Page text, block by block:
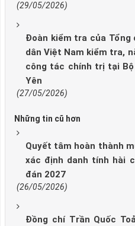
(29/05/2026)
Đoàn kiểm tra của Tổng
dân Việt Nam kiểm tra,
công tác chính trị tại Bộ
Yên
(27/05/2026)
Những tin cũ hơn
Quyết tâm hoàn thành
xác định danh tính hài
đán 2027
(26/05/2026)
Đồng chí Trần Quốc